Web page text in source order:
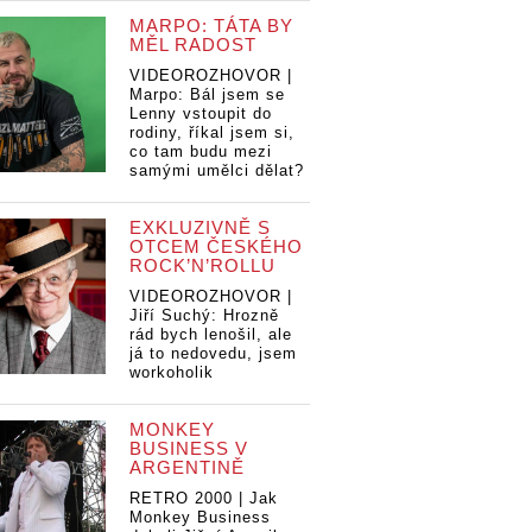
Křišťálový
glóbus si na
MARPO: TÁTA BY
MĚL RADOST
VIDEOROZHOVOR |
Marpo: Bál jsem se
Lenny vstoupit do
rodiny, říkal jsem si,
co tam budu mezi
samými umělci dělat?
EXKLUZIVNĚ S
OTCEM ČESKÉHO
ROCK’N’ROLLU
VIDEOROZHOVOR |
Jiří Suchý: Hrozně
rád bych lenošil, ale
já to nedovedu, jsem
workoholik
MONKEY
BUSINESS V
ARGENTINĚ
RETRO 2000 | Jak
Monkey Business